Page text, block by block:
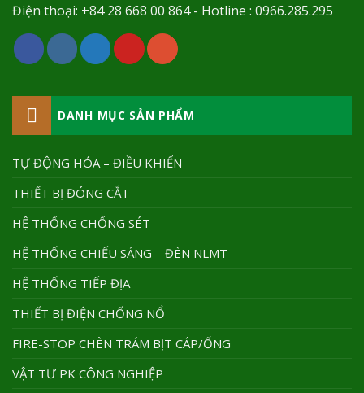
Điện thoại: +84 28 668 00 864 - Hotline : 0966.285.295
DANH MỤC SẢN PHẨM
TỰ ĐỘNG HÓA – ĐIỀU KHIỂN
THIẾT BỊ ĐÓNG CẮT
HỆ THỐNG CHỐNG SÉT
HỆ THỐNG CHIẾU SÁNG – ĐÈN NLMT
HỆ THỐNG TIẾP ĐỊA
THIẾT BỊ ĐIỆN CHỐNG NỔ
FIRE-STOP CHÈN TRÁM BỊT CÁP/ỐNG
VẬT TƯ PK CÔNG NGHIỆP